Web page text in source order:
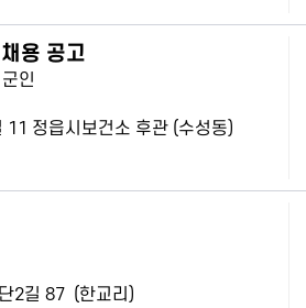
용 공고
인
정읍시보건소 후관 (수성동)
2길 87 (한교리)